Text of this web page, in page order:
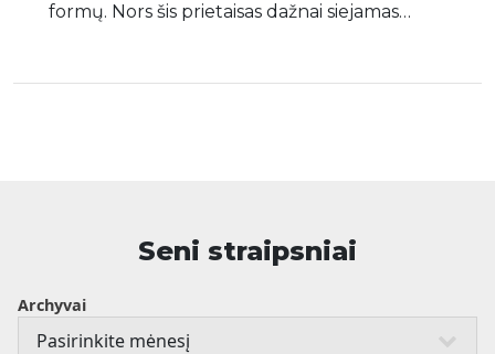
formų. Nors šis prietaisas dažnai siejamas…
Seni straipsniai
Archyvai